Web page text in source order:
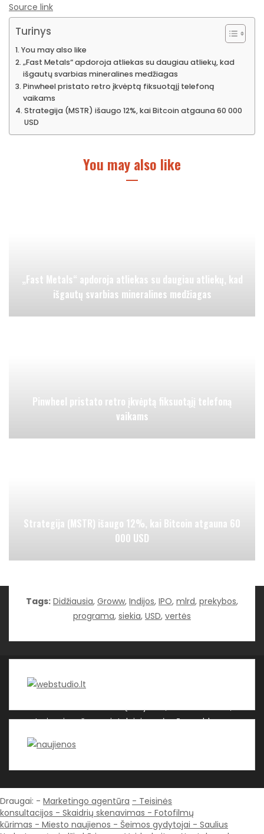
Source link
Turinys
You may also like
„Fast Metals“ apdoroja atliekas su daugiau atliekų, kad
išgautų svarbias mineralines medžiagas
Pinwheel pristato retro įkvėptą fiksuotąjį telefoną
vaikams
Strategija (MSTR) išaugo 12%, kai Bitcoin atgauna 60 000
USD
You may also like
„Fast Metals“ apdoroja atliekas su daugiau atliekų, kad
išgautų svarbias mineralines medžiagas
Pinwheel pristato retro įkvėptą fiksuotąjį telefoną
vaikams
Strategija (MSTR) išaugo 12%, kai Bitcoin atgauna 60
000 USD
Tags: Didžiausia, Groww, Indijos, IPO, mlrd, prekybos,
programa, siekia, USD, vertės
WEBSTUDIO.LT © SKAITMENINIO MARKETINGO
PASLAUGOS. SEO tekstų rašymas, turinio kūrimas,
straipsnių rašymas ir talpinimas į mūsų valdomas
svetaines.
Draugai: - Marketingo agentūra - Teisinės
konsultacijos - Skaidrių skenavimas - Fotofilmų
kūrimas - Miesto naujienos - Šeimos gydytojai - Saulius